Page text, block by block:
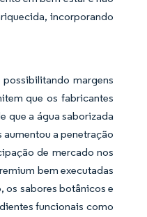
incorporando
margens
que os fabricantes
que a água saborizada
a penetração
de mercado nos
bem executadas
os sabores botânicos e
funcionais como